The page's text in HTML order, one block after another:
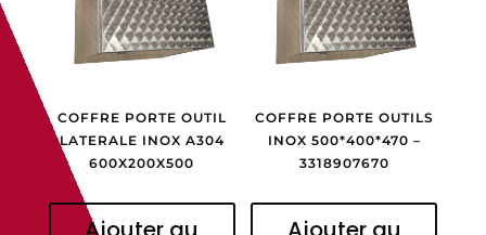
COFFRE PORTE OUTIL
LATERALE INOX A304
600X200X500
COFFRE PORTE OUTILS
INOX 500*400*470 –
3318907670